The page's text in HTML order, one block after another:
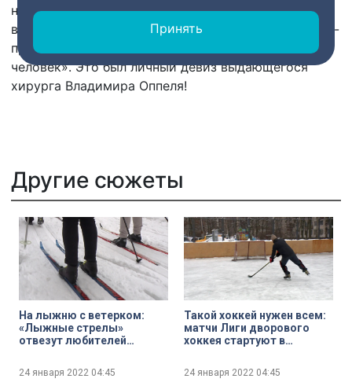
новый бюст из полиэфирной смолы, которую
выкрасили под бронзу. Ну а на памятнике врачу по-
прежнему высечены слова «Человек человеку
человек». Это был личный девиз выдающегося
хирурга Владимира Оппеля!
Другие сюжеты
На лыжню с ветерком:
«Лыжные стрелы»
отвезут любителей
и Шапки
24 января 2022 04:45
Такой хоккей нужен всем:
матчи Лиги дворового
хоккея стартуют в
24 января 2022 04:45
Принять